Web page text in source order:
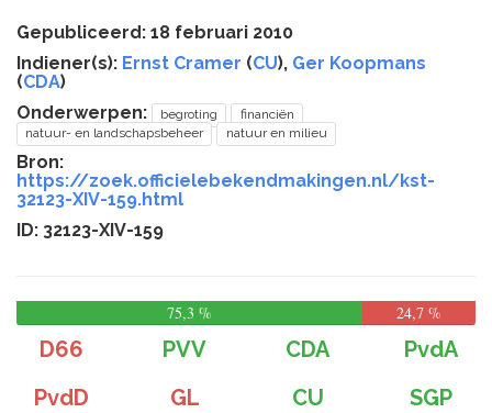
Gepubliceerd: 18 februari 2010
Indiener(s): Ernst Cramer (CU), Ger Koopmans
(CDA)
Onderwerpen:
begroting
financiën
natuur- en landschapsbeheer
natuur en milieu
Bron:
https://zoek.officielebekendmakingen.nl/kst-
32123-XIV-159.html
ID: 32123-XIV-159
75,3 % 24,7 %
D66 PVV CDA
PvdA
PvdD
GL CU
SGP